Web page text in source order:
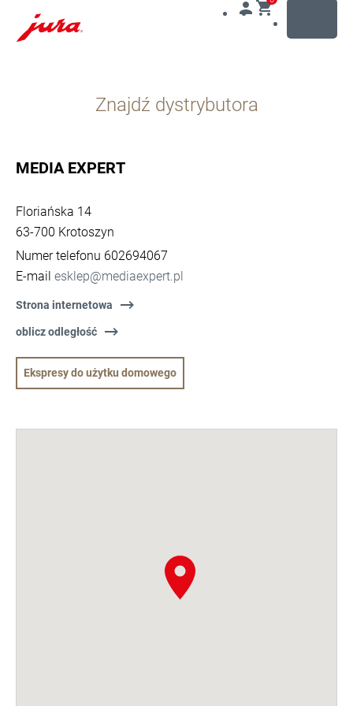
opcji
wyszukiwania
Znajdź dystrybutora
MEDIA EXPERT
Floriańska 14
63-700 Krotoszyn
Numer telefonu 602694067
E-mail esklep@mediaexpert.pl
Strona internetowa
oblicz odległość
Ekspresy do użytku domowego